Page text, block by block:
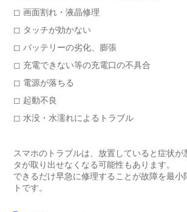
◻︎ 画面割れ・液晶修理
◻︎ タッチが効かない
◻︎ バッテリーの劣化、膨張
◻︎ 充電できない等の充電口の不具合
◻︎ 電源が落ちる
◻︎ 起動不良
◻︎ 水没・水濡れによるトラブル
スマホのトラブルは、放置していると症状が
タが取り出せなくなる可能性もあります。
できるだけ早急に修理することが故障を最小
トです。